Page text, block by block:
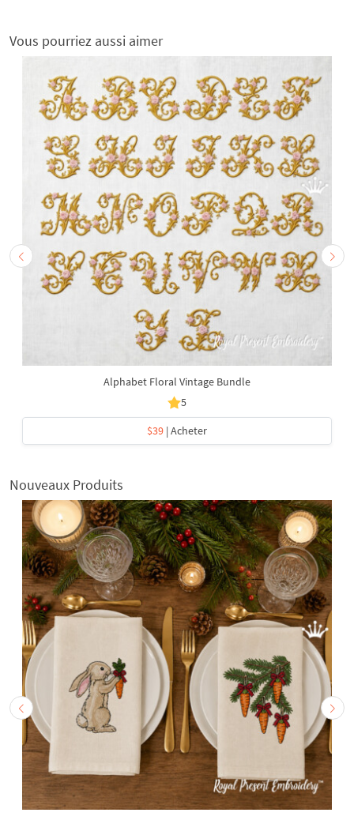
Vous pourriez aussi aimer
Alphabet Floral Vintage Bundle
5
$39 | Acheter
Nouveaux Produits